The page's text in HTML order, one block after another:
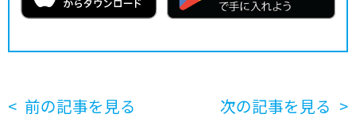
前の記事を見る 次の記事を見る